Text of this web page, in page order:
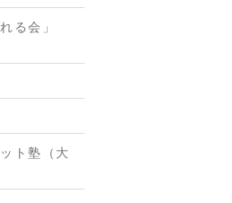
る会」
ト塾（大